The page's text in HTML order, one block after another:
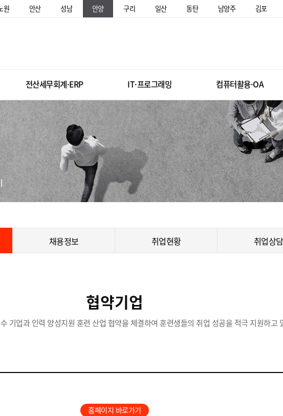
원 안산 성남 안양 구리 일산 동탄 남양주 김포
전산세무회계·ERP IT·프로그래밍 컴퓨터활용·OA
채용정보 취업현황 취업상담
협약기업
기업과 인력 양성지원 훈련 산업 협약을 체결하여 훈련생들의 취업 성공을 적극 지원하고
홈페이지 바로가기